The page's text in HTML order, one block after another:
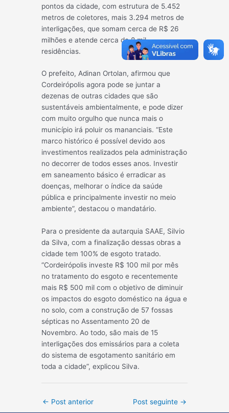
pontos dacidade, com estrutura de 5.452
metros de coletores, mais 3.294 metros de
interligações, que somam cerca de R$ 26
milhões e atende cerca de 8 mil
residências.
O prefeito, Adinan Ortolan, afirmou que
Cordeirópolis agora pode se juntar a
dezenas de outras cidades que são
sustentáveis ambientalmente, e pode dizer
com muito orgulho que nunca mais o
município irá poluir os mananciais. “Este
marco histórico é possível devido aos
investimentos realizados pela administração
no decorrer de todos esses anos. Investir
em saneamento básico é erradicar as
doenças, melhorar o índice da saúde
pública e principalmente investir no meio
ambiente”, destacou o mandatário.
Para o presidente da autarquia SAAE, Silvio
da Silva, com a finalização dessas obras a
cidade tem 100% de esgoto tratado.
“Cordeirópolis investe R$ 100 mil por mês
no tratamento do esgoto e recentemente
mais R$ 500 mil com o objetivo de diminuir
os impactos do esgoto doméstico na água e
no solo, com a construção de 57 fossas
sépticas no Assentamento 20 de
Novembro. Ao todo, são mais de 15
interligações dos emissários para a coleta
do sistema de esgotamento sanitário em
toda a cidade”, explicou Silva.
Post
← Post anterior Post seguinte →